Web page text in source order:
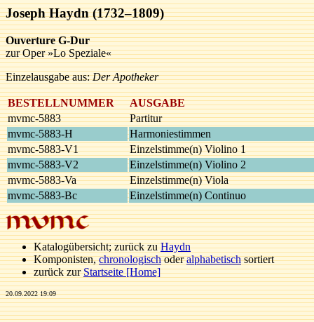
Joseph Haydn (1732–1809)
Ouverture G-Dur
zur Oper »Lo Speziale«
Einzelausgabe aus:Der Apotheker
BESTELLNUMMER
AUSGABE
mvmc-5883
Partitur
mvmc-5883-H
Harmoniestimmen
mvmc-5883-V1
Einzelstimme(n) Violino 1
mvmc-5883-V2
Einzelstimme(n) Violino 2
mvmc-5883-Va
Einzelstimme(n) Viola
mvmc-5883-Bc
Einzelstimme(n) Continuo
Katalogübersicht; zurück zuHaydn
Komponisten,chronologischoderalphabetischsortiert
zurück zurStartseite [Home]
20.09.2022 19:09